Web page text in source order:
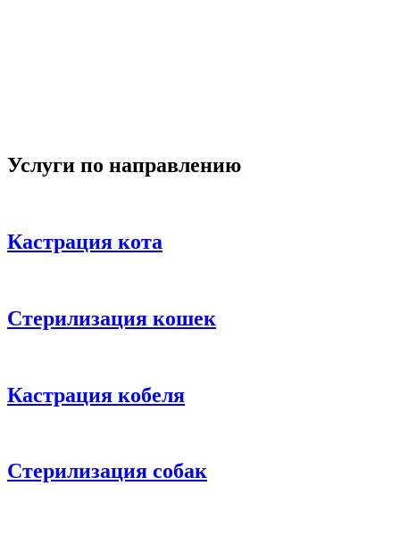
Услуги по направлению
Кастрация кота
Стерилизация кошек
Кастрация кобеля
Стерилизация собак